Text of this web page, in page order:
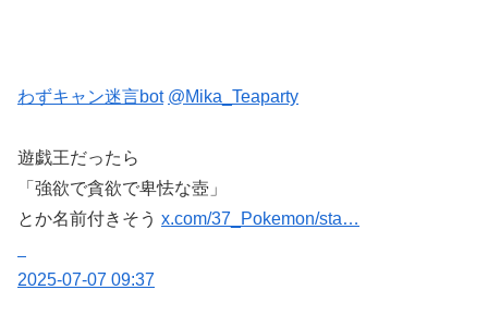
わずキャン迷言bot @Mika_Teaparty
遊戯王だったら
「強欲で貪欲で卑怯な壺」
とか名前付きそう x.com/37_Pokemon/sta…
2025-07-07 09:37